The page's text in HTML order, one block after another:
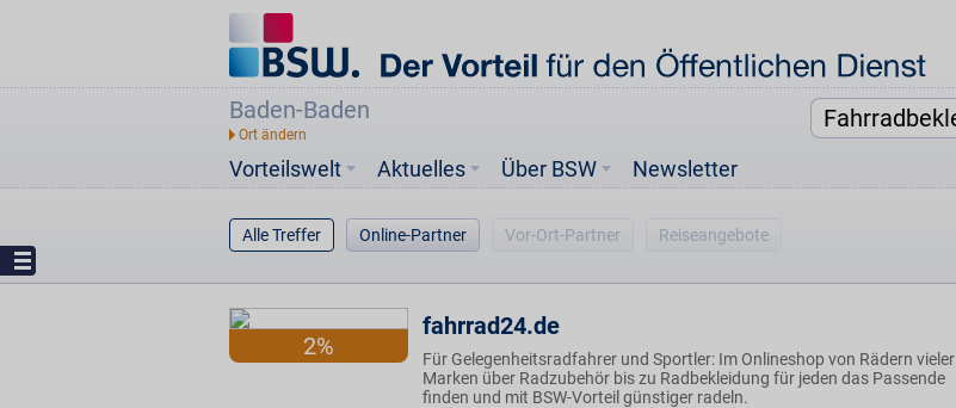
Baden-Baden
Vorteilswelt Aktuelles Über BSW Newsletter
Alle Treffer Online-Partner Vor-Ort-Partner Reiseangebote
2%
fahrrad24.de
Für Gelegenheitsradfahrer und Sportler: Im Onlineshop von Rädern vieler
Marken über Radzubehör bis zu Radbekleidung für jeden das Passende
finden und mit BSW-Vorteil günstiger radeln.